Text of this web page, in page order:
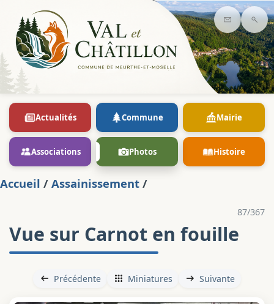
Contact
Actualités Commune Mairie
Associations Photos Histoire
Accueil / Assainissement /
87/367
Vue sur Carnot en fouille
Précédente Miniatures Suivante